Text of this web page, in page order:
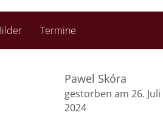
Termine
Pawel Skóra
gestorben am 26. Juli
2024